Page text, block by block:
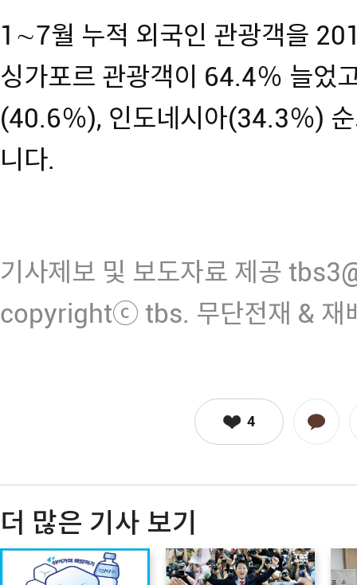
1∼7월 누적 외국인 관광객을
싱가포르 관광객이 64.4％ 늘었
(40.6％), 인도네시아(34.3％)
니다.
기사제보 및 보도자료 제공
copyrightⓒ tbs. 무단전재 & 재
4
더 많은 기사 보기